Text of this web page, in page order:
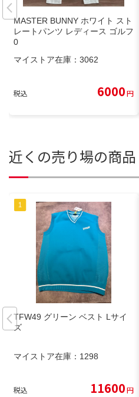
MASTER BUNNY ホワイト スト
レートパンツ レディース ゴルフ
0
マイストア在庫： 3062
税込 6000円
近くの売り場の商品
TFW49 グリーン ベスト Lサイ
ズ
マイストア在庫： 1298
税込 11600円